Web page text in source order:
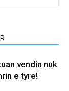
vendin nuk
e tyre!